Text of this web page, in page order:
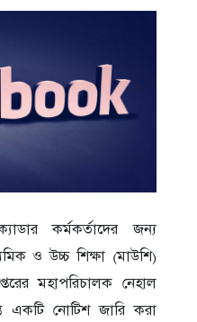
কর্মকর্তাদের জন্য
ও উচ্চ শিক্ষা (মাউশি)
মহাপরিচালক নেহাল
একটি নোটিশ জারি করা